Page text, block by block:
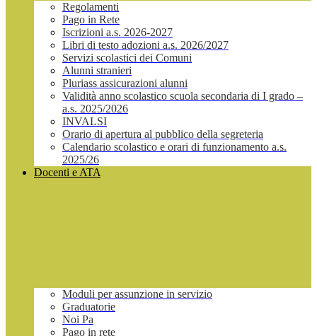
Regolamenti
Pago in Rete
Iscrizioni a.s. 2026-2027
Libri di testo adozioni a.s. 2026/2027
Servizi scolastici dei Comuni
Alunni stranieri
Pluriass assicurazioni alunni
Validità anno scolastico scuola secondaria di I grado –
a.s. 2025/2026
INVALSI
Orario di apertura al pubblico della segreteria
Calendario scolastico e orari di funzionamento a.s.
2025/26
Docenti e ATA
Moduli per assunzione in servizio
Graduatorie
Noi Pa
Pago in rete